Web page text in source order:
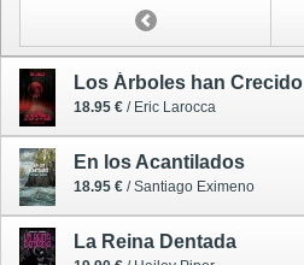
18.95 € / Eric Larocca
En los Acantilados
18.95 € / Santiago Eximeno
La Reina Dentada